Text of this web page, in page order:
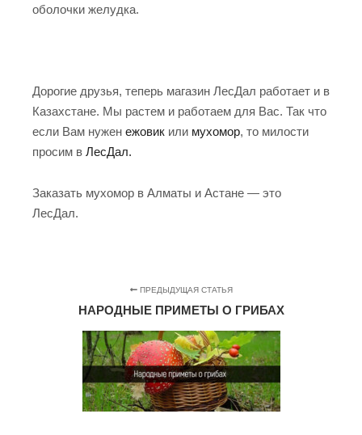
оболочки желудка.
Дорогие друзья, теперь магазин ЛесДал работает и в
Казахстане. Мы растем и работаем для Вас. Так что
если Вам нужен ежовик или мухомор, то милости
просим в ЛесДал.
Заказать мухомор в Алматы и Астане — это
ЛесДал.
ПРЕДЫДУЩАЯ СТАТЬЯ
НАРОДНЫЕ ПРИМЕТЫ О ГРИБАХ